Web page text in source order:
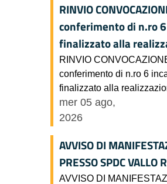
RINVIO
conferimento di n.ro 6
finalizzato alla
RINVIO
conferimento di n.ro 6
finalizzato alla
mer 05 ago,
2026
AVVISO DI
PRESSO SPDC VALLO
AVVISO DI